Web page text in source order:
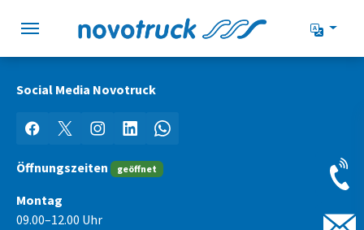
Social Media Novotruck
Facebook
X Instagram
LinkedInWhatsApp
Öffnungszeiten
geöffnet
Montag
09.00–12.00 Uhr